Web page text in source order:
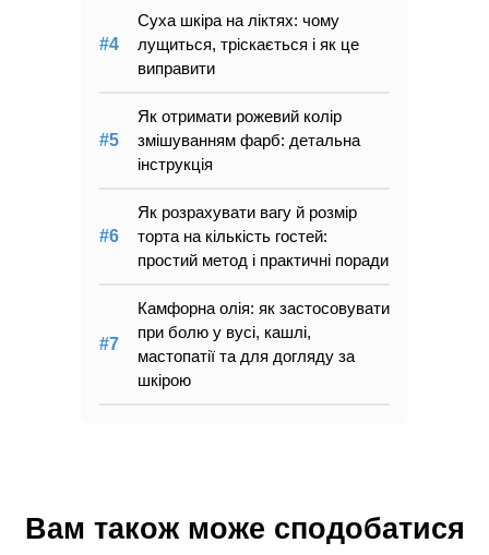
Суха шкіра на ліктях: чому
лущиться, тріскається і як це
виправити
Як отримати рожевий колір
змішуванням фарб: детальна
інструкція
Як розрахувати вагу й розмір
торта на кількість гостей:
простий метод і практичні поради
Камфорна олія: як застосовувати
при болю у вусі, кашлі,
мастопатії та для догляду за
шкірою
Вам також може сподобатися